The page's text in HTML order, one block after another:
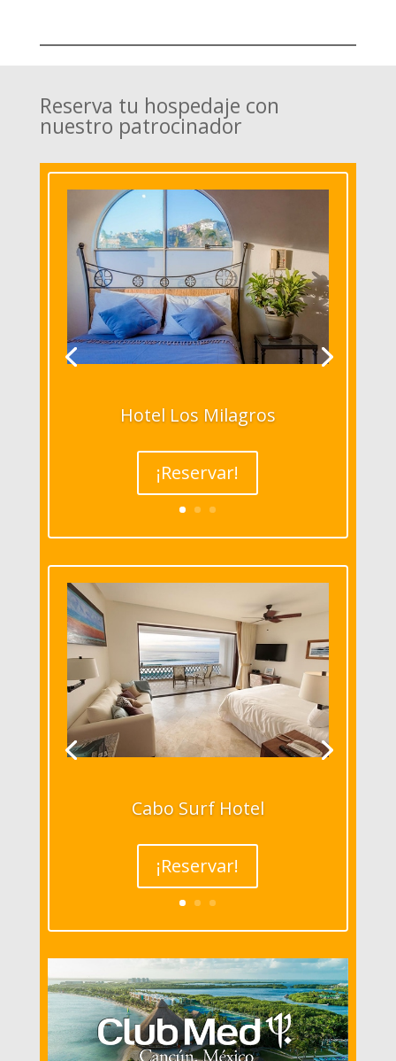
Reserva tu hospedaje con
nuestro patrocinador
Hotel Los Milagros
¡Reservar!
Cabo Surf Hotel
¡Reservar!